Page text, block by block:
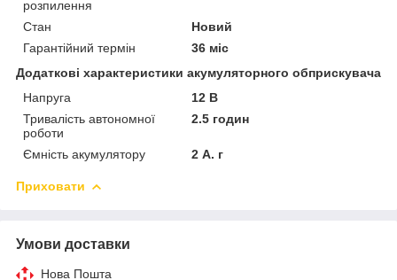
розпилення
Стан
Новий
Гарантійний термін
36 міс
Додаткові характеристики акумуляторного обприскувача
Напруга
12 В
Тривалість автономної
роботи
2.5 годин
Ємність акумулятору 2 А. г
Приховати
Умови доставки
Нова Пошта